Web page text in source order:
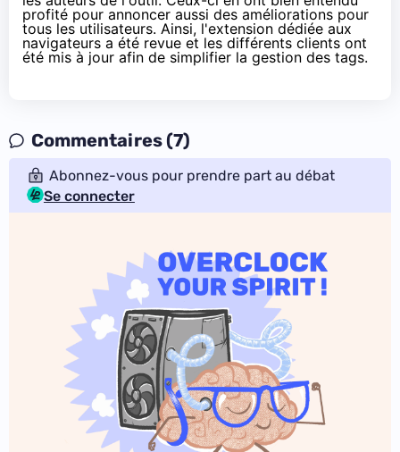
profité pour annoncer aussi des améliorations pour
tous les utilisateurs. Ainsi, l'extension dédiée aux
navigateurs a été revue et les différents clients ont
été mis à jour afin de simplifier la gestion des tags.
Commentaires (7)
Abonnez-vous pour prendre part au débat
Se connecter